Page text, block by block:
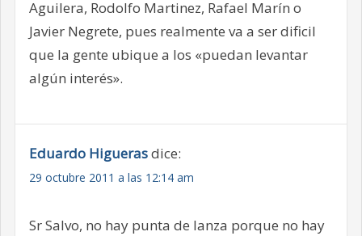
Aguilera, Rodolfo Martinez, Rafael Marín o
Javier Negrete, pues realmente va a ser dificil
que la gente ubique a los «puedan levantar
algún interés».
Eduardo Higuerasdice:
29 octubre 2011 a las 12:14 am
Sr Salvo, no hay punta de lanza porque no hay